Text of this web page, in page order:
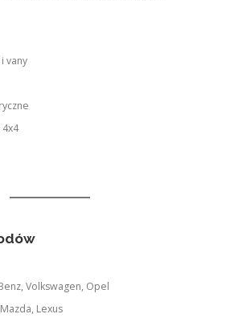
vany
Volkswagen, Opel
Lexus